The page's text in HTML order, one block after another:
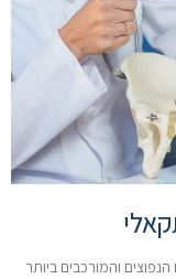
והמורכבים ביותר